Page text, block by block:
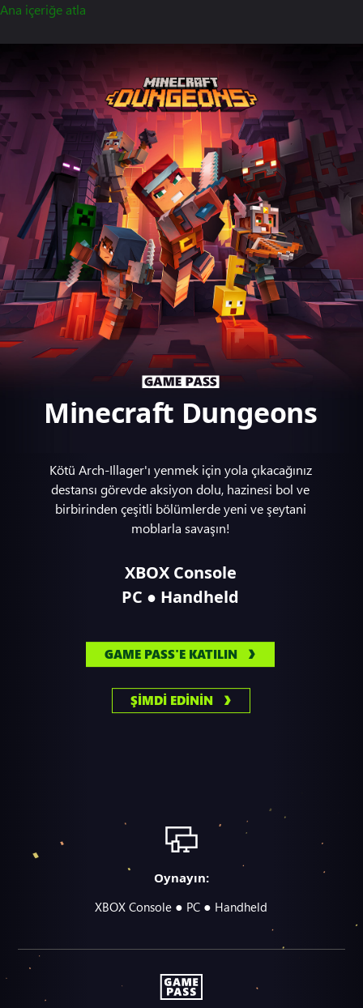
Ana içeriğe atla
Minecraft Dungeons
Kötü Arch-Illager'ı yenmek için yola çıkacağınız
destansı görevde aksiyon dolu, hazinesi bol ve
birbirinden çeşitli bölümlerde yeni ve şeytani
moblarla savaşın!
XBOX Console
PC ● Handheld
GAME PASS'E KATILIN
ŞİMDİ EDİNİN
Oynayın:
XBOX Console ● PC ● Handheld